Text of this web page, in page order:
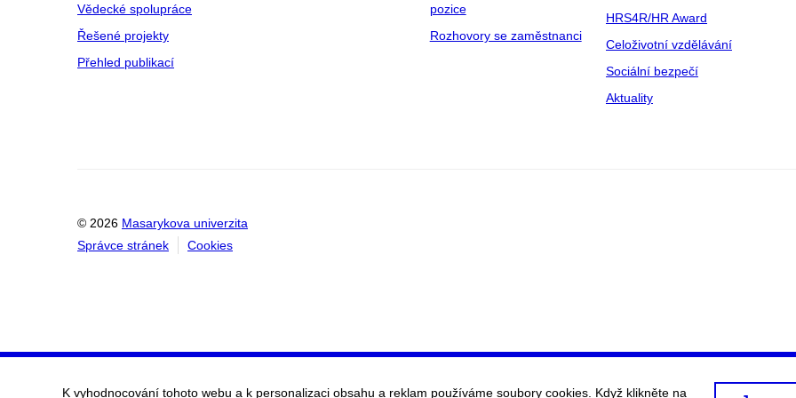
Vědecké spolupráce
Řešené projekty
Přehled publikací
pozice
Rozhovory se zaměstnanci
HRS4R/HR Award
Celoživotní vzdělávání
Sociální bezpečí
Aktuality
© 2026 Masarykova univerzita
Správce stránek
Cookies
K vyhodnocování tohoto webu a k personalizaci obsahu a reklam používáme soubory cookies. Když klikněte na